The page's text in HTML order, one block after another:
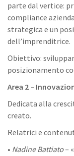
parte dal vertice:
compliance
strategica e un
dell’imprenditrice.
Obiettivo:
posizionamento
Area 2 –
Dedicata alla
creato.
Relatrici e
• Nadine Battiato–